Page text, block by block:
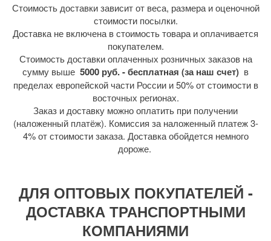
Стоимость доставки зависит от веса, размера и оценочной
стоимости посылки.
Доставка не включена в стоимость товара и оплачивается
покупателем.
Стоимость доставки оплаченных розничных заказов на
сумму выше 5000 руб. - бесплатная (за наш счет) в
пределах европейской части России и 50% от стоимости в
восточных регионах.
Заказ и доставку можно оплатить при получении
(наложенный платёж). Комиссия за наложенный платеж 3-
4% от стоимости заказа. Доставка обойдется немного
дороже.
ДЛЯ ОПТОВЫХ ПОКУПАТЕЛЕЙ -
ДОСТАВКА ТРАНСПОРТНЫМИ
КОМПАНИЯМИ